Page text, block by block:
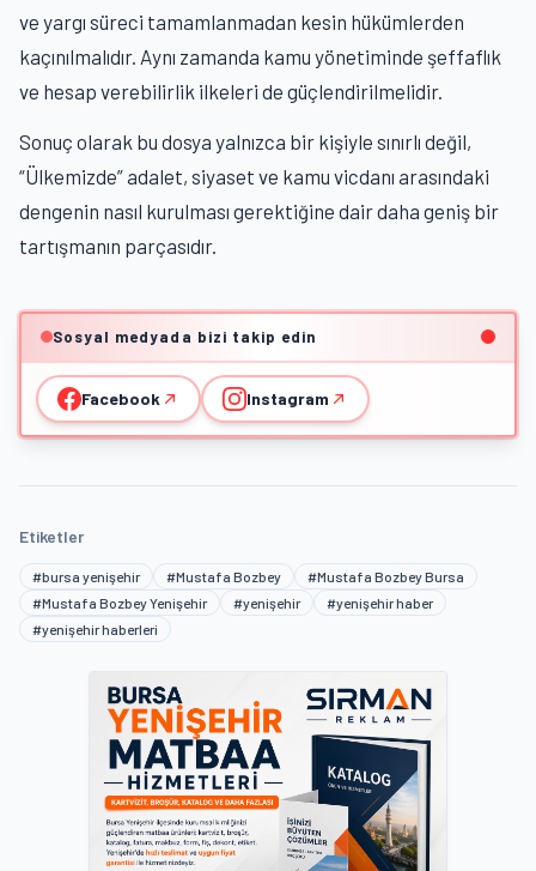
ve yargı süreci tamamlanmadan kesin hükümlerden
kaçınılmalıdır. Aynı zamanda kamu yönetiminde şeffaflık
ve hesap verebilirlik ilkeleri de güçlendirilmelidir.
Sonuç olarak bu dosya yalnızca bir kişiyle sınırlı değil,
“Ülkemizde” adalet, siyaset ve kamu vicdanı arasındaki
dengenin nasıl kurulması gerektiğine dair daha geniş bir
tartışmanın parçasıdır.
Sosyal medyada bizi takip edin
Facebook Instagram
Etiketler
#bursa yenişehir #Mustafa Bozbey
#Mustafa Bozbey Bursa
#Mustafa Bozbey Yenişehir
#yenişehir
#yenişehir haber
#yenişehir haberleri